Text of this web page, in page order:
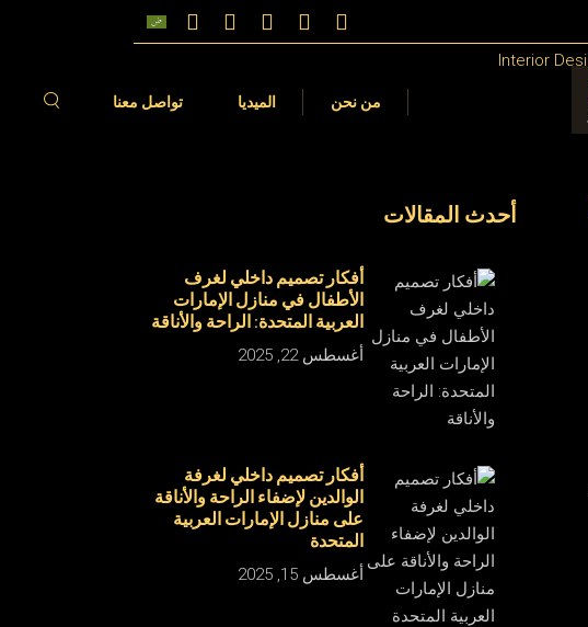
من نحن الميديا
مقالات
تواصل معنا
مقالات
أحدث المقالات
أفكار تصميم داخلي لغرف
الأطفال في منازل الإمارات
العربية المتحدة: الراحة والأناقة
أغسطس 22, 2025
أفكار تصميم داخلي لغرفة
الوالدين لإضفاء الراحة والأناقة
على منازل الإمارات العربية
المتحدة
أغسطس 15, 2025